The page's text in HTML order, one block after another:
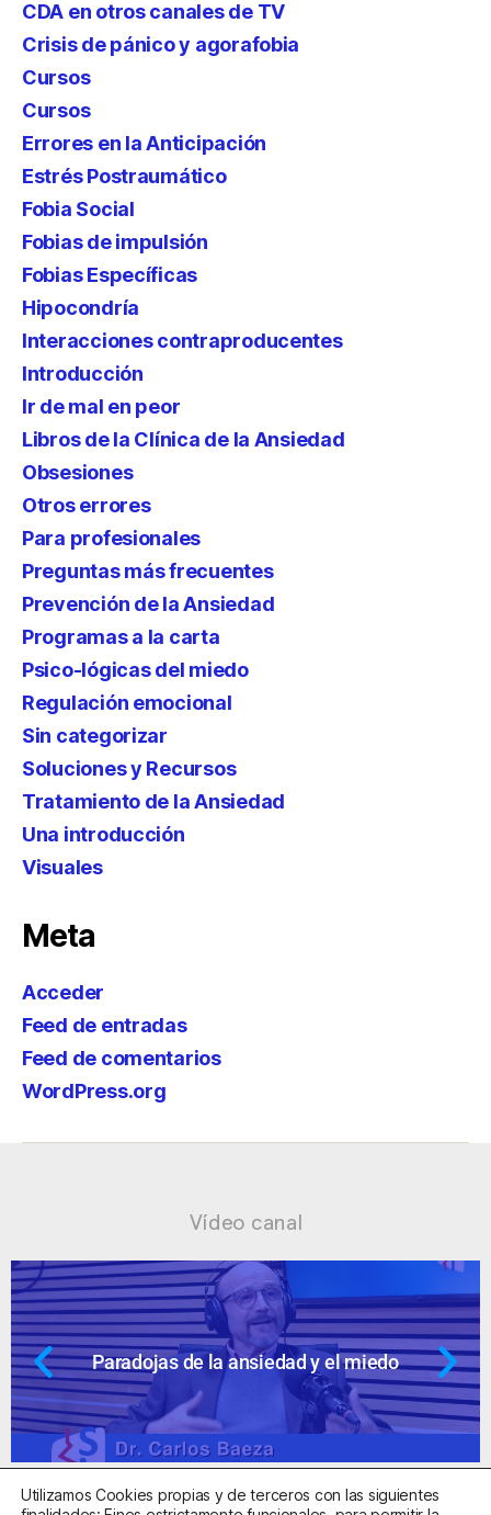
CDA en otros canales de TV
Crisis de pánico y agorafobia
Cursos
Cursos
Errores en la Anticipación
Estrés Postraumático
Fobia Social
Fobias de impulsión
Fobias Específicas
Hipocondría
Interacciones contraproducentes
Introducción
Ir de mal en peor
Libros de la Clínica de la Ansiedad
Obsesiones
Otros errores
Para profesionales
Preguntas más frecuentes
Prevención de la Ansiedad
Programas a la carta
Psico-lógicas del miedo
Regulación emocional
Sin categorizar
Soluciones y Recursos
Tratamiento de la Ansiedad
Una introducción
Visuales
Meta
Acceder
Feed de entradas
Feed de comentarios
WordPress.org
Vídeo canal
y el miedo Ansiedad: supuestos
Utilizamos Cookies propias y de terceros con las siguientes